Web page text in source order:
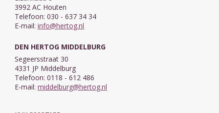
3992 AC Houten
Telefoon: 030 - 637 34 34
E-mail: info@hertog.nl
DEN HERTOG MIDDELBURG
Segeersstraat 30
4331 JP Middelburg
Telefoon: 0118 - 612 486
E-mail: middelburg@hertog.nl